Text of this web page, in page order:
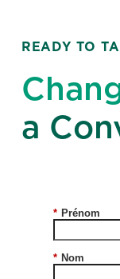
READY TO
a
* Prénom
* Nom